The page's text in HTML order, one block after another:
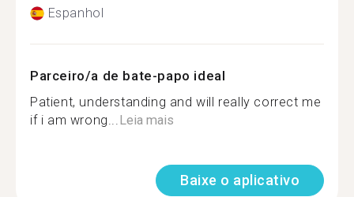
Espanhol
Parceiro/a de bate-papo ideal
Patient, understanding and will really correct me
if i am wrong...Leia mais
Baixe o aplicativo